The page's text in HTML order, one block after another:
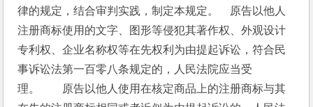
律的规定，结合审判实践，制定本规定。　原告以他人
注册商标使用的文字、图形等侵犯其著作权、外观设计
专利权、企业名称权等在先权利为由提起诉讼，符合民
事诉讼法第一百零八条规定的，人民法院应当受
理。　　原告以他人使用在核定商品上的注册商标与其